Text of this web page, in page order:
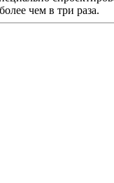
чем в три раза.